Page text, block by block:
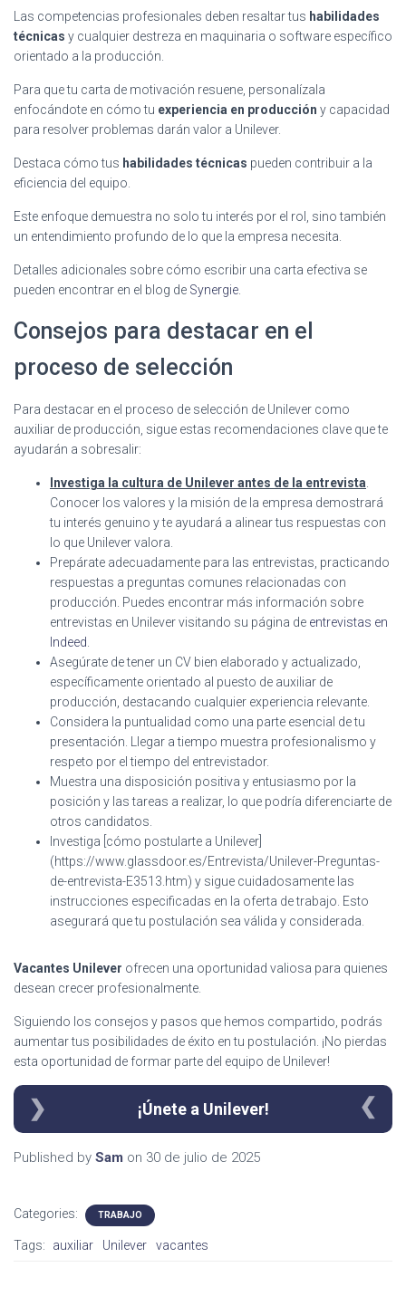
Las competencias profesionales deben resaltar tus habilidades
técnicas y cualquier destreza en maquinaria o software específico
orientado a la producción.
Para que tu carta de motivación resuene, personalízala
enfocándote en cómo tu experiencia en producción y capacidad
para resolver problemas darán valor a Unilever.
Destaca cómo tus habilidades técnicas pueden contribuir a la
eficiencia del equipo.
Este enfoque demuestra no solo tu interés por el rol, sino también
un entendimiento profundo de lo que la empresa necesita.
Detalles adicionales sobre cómo escribir una carta efectiva se
pueden encontrar en el blog de Synergie
Consejos para destacar en el
proceso de selección
Para destacar en el proceso de selección de Unilever como
auxiliar de producción, sigue estas recomendaciones clave que te
ayudarán a sobresalir:
Investiga la cultura de Unilever antes de la entrevista
Conocer los valores y la misión de la empresa demostrará
tu interés genuino y te ayudará a alinear tus respuestas con
lo que Unilever valora.
Prepárate adecuadamente para las entrevistas, practicando
respuestas a preguntas comunes relacionadas con
producción. Puedes encontrar más información sobre
entrevistas en Unilever visitando su página de entrevistas en
Indeed
Asegúrate de tener un CV bien elaborado y actualizado,
específicamente orientado al puesto de auxiliar de
producción, destacando cualquier experiencia relevante.
Considera la puntualidad como una parte esencial de tu
presentación. Llegar a tiempo muestra profesionalismo y
respeto por el tiempo del entrevistador.
Muestra una disposición positiva y entusiasmo por la
posición y las tareas a realizar, lo que podría diferenciarte de
otros candidatos.
Investiga [cómo postularte a Unilever]
(https://www.glassdoor.es/Entrevista/Unilever-Preguntas-
de-entrevista-E3513.htm) y sigue cuidadosamente las
instrucciones especificadas en la oferta de trabajo. Esto
asegurará que tu postulación sea válida y considerada.
Vacantes Unilever ofrecen una oportunidad valiosa para quienes
desean crecer profesionalmente.
Siguiendo los consejos y pasos que hemos compartido, podrás
aumentar tus posibilidades de éxito en tu postulación. ¡No pierdas
esta oportunidad de formar parte del equipo de Unilever!
¡Únete a Unilever!
Published by Sam on 30 de julio de 2025
Categories: TRABAJO
Tags: auxiliar Unilever vacantes